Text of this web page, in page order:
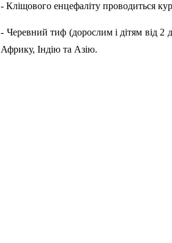
- Кліщового енцефаліту проводиться
- Черевний тиф (дорослим і дітям від 2
Африку, Індію та Азію.